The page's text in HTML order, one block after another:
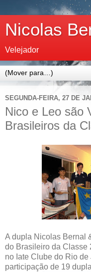
Nicolas
Velejador
SEGUNDA-FEIRA, 27 DE
Nico e Leo são
Brasileiros da
A dupla Nicolas Bernal
do Brasileiro da Classe
no Iate Clube do Rio
participação de 19